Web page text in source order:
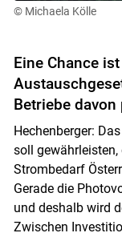
© Michaela Kölle
Eine Chance
Betriebe
Hechenberger:
soll
Strombedarf
Gerade die
und deshalb wird
Zwischen